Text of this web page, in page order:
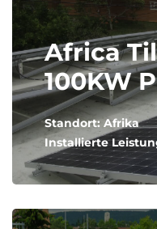
Africa
100KW
Standort: Afrika
Installierte